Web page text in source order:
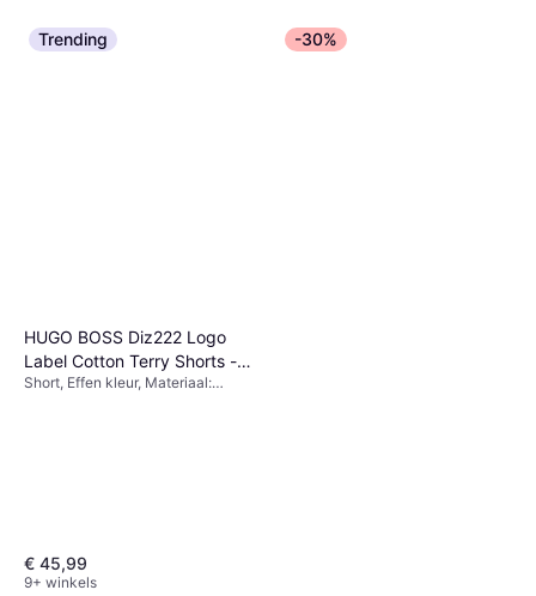
Duurzaam, Ademend
Trending
HUGO BOSS Diz222 Logo
Label Cotton Terry Shorts -
Black
Short, Effen kleur, Materiaal:
€ 45,99
9+ winkels
-30%